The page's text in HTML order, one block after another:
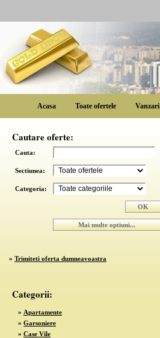
Acasa Toate ofertele Vanzari
Cautare oferte:
Cauta:
Sectiunea:
Categoria:
» Trimiteti oferta dumneavoastra
Categorii:
» Apartamente
» Garsoniere
» Case Vile